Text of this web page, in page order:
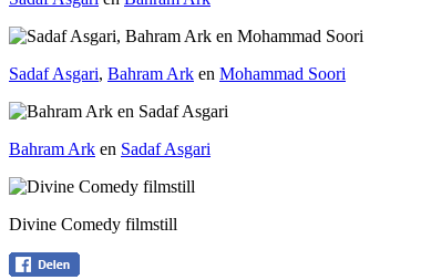
Sadaf Asgari, Bahram Ark en Mohammad Soori
Bahram Ark en Sadaf Asgari
Divine Comedy filmstill